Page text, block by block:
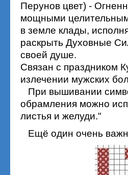
Перунов цвет) -
мощными
в земле клады,
раскрыть Духовные
своей душе.
Связан с праздником
излечении мужских
При вышивании
обрамления можно
листья и желуди."
Ещё один очень